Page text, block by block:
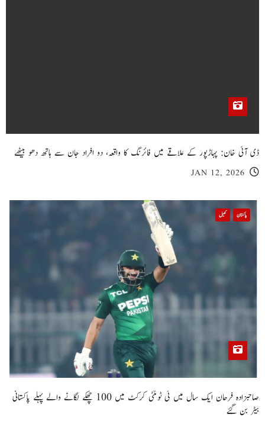
ڈی آئی خان: پہاڑپور کے علاقے میں فائرنگ کا واقعہ، دو افراد جان سے ہاتھ دھو بیٹھے
JAN 12, 2026
پاکستان کھیل
صاحبزادہ فرحان ایک سال میں ٹی ٹوئنٹی کرکٹ میں 100 چھکے لگانے والے پہلے پاکستانی
بیٹر بن گئے